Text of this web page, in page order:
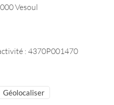
Vesoul
: 4370P001470
Géolocaliser